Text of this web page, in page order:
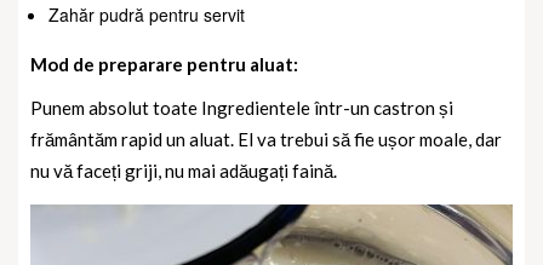
Zahăr pudră pentru servit
Mod de preparare pentru aluat:
Punem absolut toate Ingredientele într-un castron și
frământăm rapid un aluat. El va trebui să fie ușor moale, dar
nu vă faceți griji, nu mai adăugați faină.